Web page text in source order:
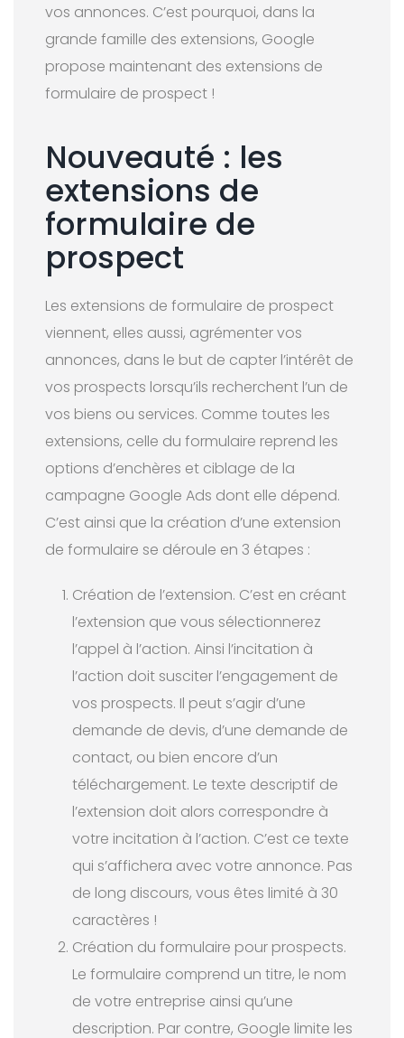
vos annonces. C’est pourquoi, dans la
grande famille des extensions, Google
propose maintenant des extensions de
formulaire de prospect !
Nouveauté : les
extensions de
formulaire de
prospect
Les extensions de formulaire de prospect
viennent, elles aussi, agrémenter vos
annonces, dans le but de capter l’intérêt de
vos prospects lorsqu’ils recherchent l’un de
vos biens ou services. Comme toutes les
extensions, celle du formulaire reprend les
options d’enchères et ciblage de la
campagne Google Ads dont elle dépend.
C’est ainsi que la création d’une extension
de formulaire se déroule en 3 étapes :
Création de l’extension. C’est en créant
l’extension que vous sélectionnerez
l’appel à l’action. Ainsi l’incitation à
l’action doit susciter l’engagement de
vos prospects. Il peut s’agir d’une
demande de devis, d’une demande de
contact, ou bien encore d’un
téléchargement. Le texte descriptif de
l’extension doit alors correspondre à
votre incitation à l’action. C’est ce texte
qui s’affichera avec votre annonce. Pas
de long discours, vous êtes limité à 30
caractères !
Création du formulaire pour prospects.
Le formulaire comprend un titre, le nom
de votre entreprise ainsi qu’une
description. Par contre, Google limite les